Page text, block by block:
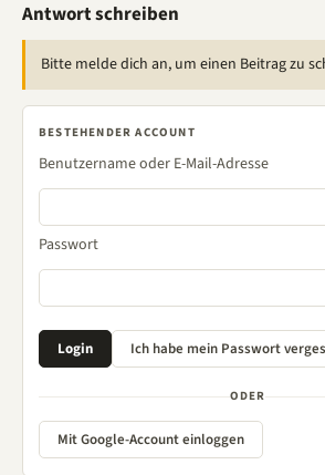
Antwort schreiben
Bitte melde dich an, um einen Beitrag zu
BESTEHENDER ACCOUNT
Benutzername oder E-Mail-Adresse
Passwort
ODER
Mit Google-Account einloggen